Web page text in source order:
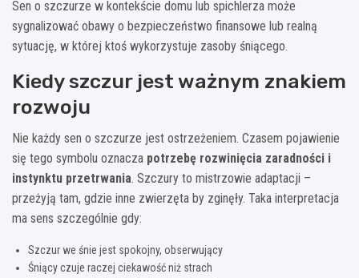
Sen o szczurze w kontekście domu lub spichlerza może
sygnalizować obawy o bezpieczeństwo finansowe lub realną
sytuację, w której ktoś wykorzystuje zasoby śniącego.
Kiedy szczur jest ważnym znakiem
rozwoju
Nie każdy sen o szczurze jest ostrzeżeniem. Czasem pojawienie
się tego symbolu oznacza potrzebę rozwinięcia zaradności i
instynktu przetrwania. Szczury to mistrzowie adaptacji –
przeżyją tam, gdzie inne zwierzęta by zginęły. Taka interpretacja
ma sens szczególnie gdy:
Szczur we śnie jest spokojny, obserwujący
Śniący czuje raczej ciekawość niż strach